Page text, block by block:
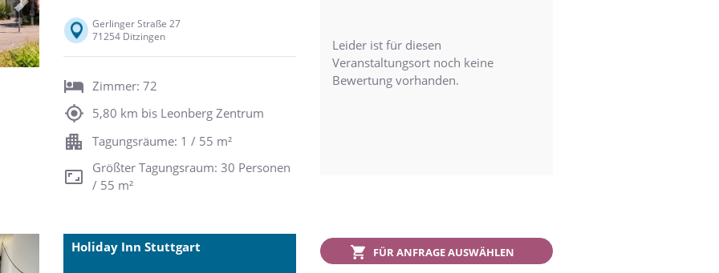
Next
Gerlinger Straße 27
71254 Ditzingen
Zimmer: 72
5,80 km bis Leonberg Zentrum
Tagungsräume: 1 / 55 m²
Größter Tagungsraum: 30 Personen
/ 55 m²
Leider ist für diesen
Veranstaltungsort noch keine
Bewertung vorhanden.
Holiday Inn Stuttgart FÜR ANFRAGE AUSWÄHLEN